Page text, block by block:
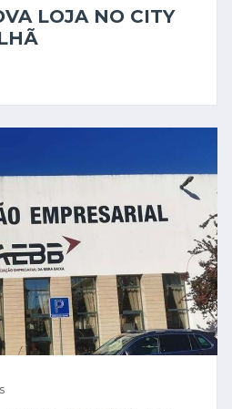
LOJA NO CITY